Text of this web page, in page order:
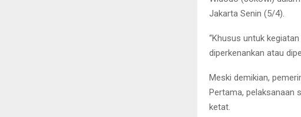
Jakarta Senin (5/4).
“Khusus untuk
diperkenankan atau
Meski demikian,
Pertama, pelaksanaan
ketat.